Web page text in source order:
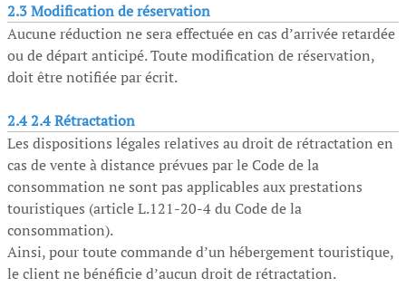
2.3 Modification de réservation
Aucune réduction ne sera effectuée en cas d’arrivée retardée
ou de départ anticipé. Toute modification de réservation,
doit être notifiée par écrit.
2.4 2.4 Rétractation
Les dispositions légales relatives au droit de rétractation en
cas de vente à distance prévues par le Code de la
consommation ne sont pas applicables aux prestations
touristiques (article L.121-20-4 du Code de la
consommation).
Ainsi, pour toute commande d’un hébergement touristique,
le client ne bénéficie d’aucun droit de rétractation.